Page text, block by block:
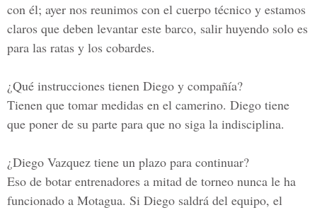
con él; ayer nos reunimos con el cuerpo técnico y estamos
claros que deben levantar este barco, salir huyendo solo es
para las ratas y los cobardes.
¿Qué instrucciones tienen Diego y compañía?
Tienen que tomar medidas en el camerino. Diego tiene
que poner de su parte para que no siga la indisciplina.
¿Diego Vazquez tiene un plazo para continuar?
Eso de botar entrenadores a mitad de torneo nunca le ha
funcionado a Motagua. Si Diego saldrá del equipo, el